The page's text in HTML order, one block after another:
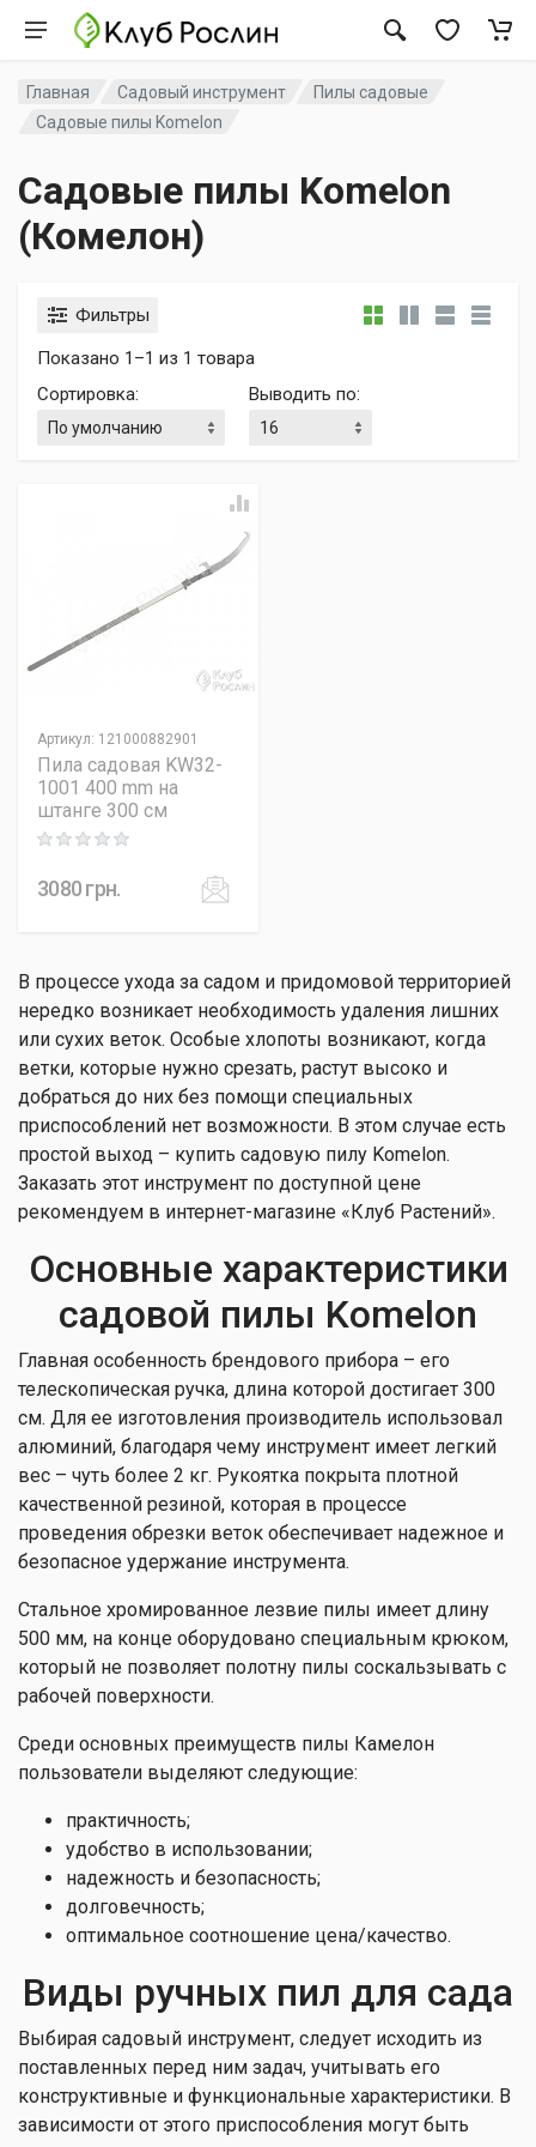
Главная Садовый инструмент
Пилы садовые
Садовые пилы Komelon
Садовые пилы Komelon
(Комелон)
Фильтры
Показано 1–1 из 1 товара
Сортировка: Выводить по:
Артикул: 121000882901
Пила садовая KW32-
1001 400 mm на
штанге 300 см
Rating: 0 out of 5
3080грн.
В процессе ухода за садом и придомовой территорией
нередко возникает необходимость удаления лишних
или сухих веток. Особые хлопоты возникают, когда
ветки, которые нужно срезать, растут высоко и
добраться до них без помощи специальных
приспособлений нет возможности. В этом случае есть
простой выход – купить садовую пилу Komelon.
Заказать этот инструмент по доступной цене
рекомендуем в интернет-магазине «Клуб Растений».
Основные характеристики
садовой пилы Komelon
Главная особенность брендового прибора – его
телескопическая ручка, длина которой достигает 300
см. Для ее изготовления производитель использовал
алюминий, благодаря чему инструмент имеет легкий
вес – чуть более 2 кг. Рукоятка покрыта плотной
качественной резиной, которая в процессе
проведения обрезки веток обеспечивает надежное и
безопасное удержание инструмента.
Стальное хромированное лезвие пилы имеет длину
500 мм, на конце оборудовано специальным крюком,
который не позволяет полотну пилы соскальзывать с
рабочей поверхности.
Среди основных преимуществ пилы Камелон
пользователи выделяют следующие:
практичность;
удобство в использовании;
надежность и безопасность;
долговечность;
оптимальное соотношение цена/качество.
Виды ручных пил для сада
Выбирая садовый инструмент, следует исходить из
поставленных перед ним задач, учитывать его
конструктивные и функциональные характеристики. В
зависимости от этого приспособления могут быть